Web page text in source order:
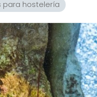
para hostelería